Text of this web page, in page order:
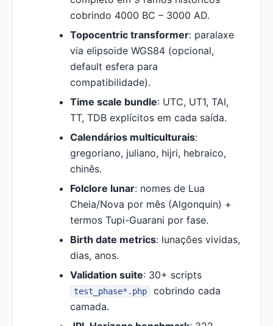
cobrindo 4000 BC – 3000 AD.
Topocentric transformer: paralaxe
via elipsoide WGS84 (opcional,
default esfera para
compatibilidade).
Time scale bundle: UTC, UT1, TAI,
TT, TDB explícitos em cada saída.
Calendários multiculturais:
gregoriano, juliano, hijri, hebraico,
chinês.
Folclore lunar: nomes de Lua
Cheia/Nova por mês (Algonquin) +
termos Tupi-Guarani por fase.
Birth date metrics: lunações vividas,
dias, anos.
Validation suite: 30+ scripts
test_phase*.php
cobrindo cada
camada.